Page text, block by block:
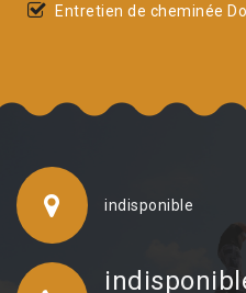
Entretien de cheminée
indisponible